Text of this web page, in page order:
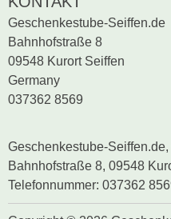
Geschenkestube-Seiffen.de
Bahnhofstraße 8
09548 Kurort Seiffen
Germany
037362 8569
Geschenkestube-
Bahnhofstraße 8, 09548
Telefonnummer: 037362